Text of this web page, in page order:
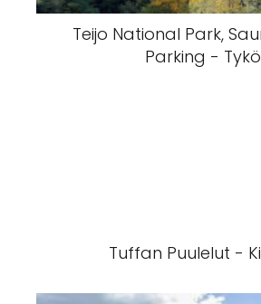
Teijo National Park,
Parking - Tykö
Tuffan Puulelut -